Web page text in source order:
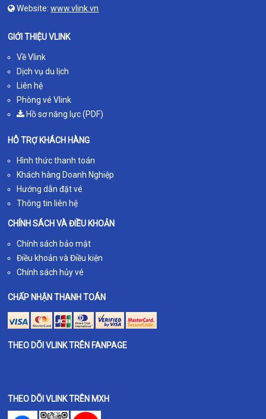
Website:www.vlink.vn
GIỚI THIỆU VLINK
Về Vlink
Dịch vụ du lịch
Liên hệ
Phòng vé Vlink
Hồ sơ năng lực (PDF)
HỖ TRỢ KHÁCH HÀNG
Hình thức thanh toán
Khách hàng Doanh Nghiệp
Hướng dẫn đặt vé
Thông tin liên hệ
CHÍNH SÁCH VÀ ĐIỀU KHOẢN
Chính sách bảo mật
Điều khoản và Điều kiện
Chính sách hủy vé
CHẤP NHẬN THANH TOÁN
THEO DÕI VLINK TRÊN FANPAGE
THEO DÕI VLINK TRÊN MXH